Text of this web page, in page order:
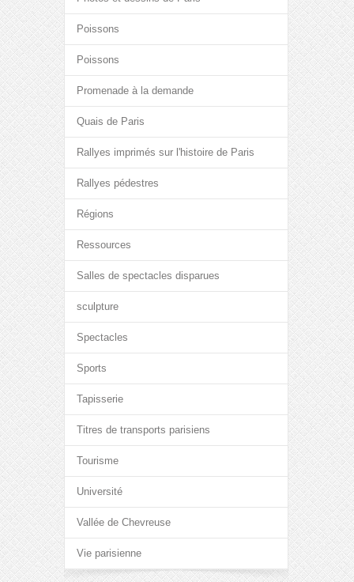
Poissons
Poissons
Promenade à la demande
Quais de Paris
Rallyes imprimés sur l'histoire de Paris
Rallyes pédestres
Régions
Ressources
Salles de spectacles disparues
sculpture
Spectacles
Sports
Tapisserie
Titres de transports parisiens
Tourisme
Université
Vallée de Chevreuse
Vie parisienne